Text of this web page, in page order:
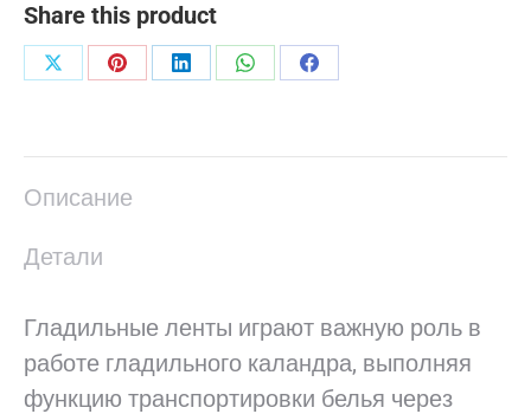
Share this product
ПоделитьсяПоделитьсяПоделитьсяПоделитьсяПоделиться
Описание
Детали
Гладильные ленты играют важную роль в
работе гладильного каландра, выполняя
функцию транспортировки белья через